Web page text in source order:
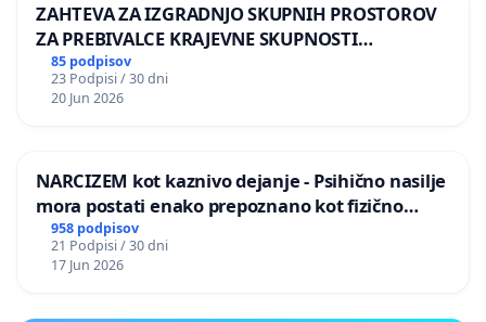
ZAHTEVA ZA IZGRADNJO SKUPNIH PROSTOROV
ZA PREBIVALCE KRAJEVNE SKUPNOSTI
PRESTRANEK
85 podpisov
23 Podpisi / 30 dni
20 Jun 2026
NARCIZEM kot kaznivo dejanje - Psihično nasilje
mora postati enako prepoznano kot fizično
nasilje
958 podpisov
21 Podpisi / 30 dni
17 Jun 2026